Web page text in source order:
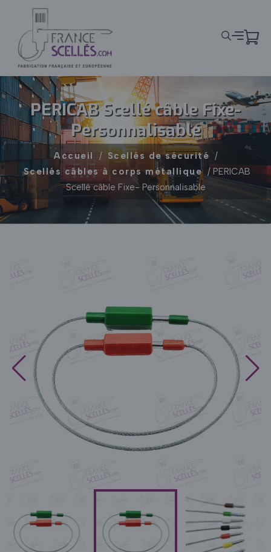
Panneau de gestion des cookies
PERICAB Scellé câble Fixe-
Personnalisable
Accueil / Scellés de sécurité /
Scellés câbles à corps métallique / PERICAB
Scellé câble Fixe- Personnalisable